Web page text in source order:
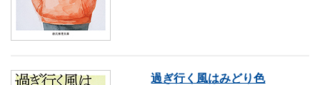
過ぎ行く風はみどり色